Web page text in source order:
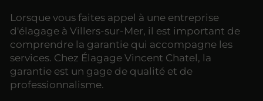
Lorsque vous faites appel à une entreprise
d'élagage à Villers-sur-Mer, il est important de
comprendre la garantie qui accompagne les
services. Chez Élagage Vincent Chatel, la
garantie est un gage de qualité et de
professionnalisme.